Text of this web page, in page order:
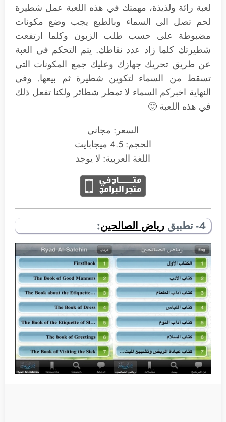
لعبة رائة ولذيذة، مهمتك في هذه اللعبة عمل شطيرة
لحم تصل الى السماء وبالطبع يجب وضع مكونات
مضبوطة على حسب طلب الزبون وكلما ارتفعت
شطيرتك كلما زاد عدد نقاطك. يتم التحكم في العبة
عن طريق تحريك جهازك وعليك جمع المكونات التي
تسقط من السماء لتكوين شطيرة ثم بيعها. وفي
النهاية اخبركم السماء لا تمطر شطائر ولكنا تفعل ذلك
في هذه اللعبة 🙂
السعر: مجاني
الحجم: 4.5 ميجابايت
اللغة العربية: لا يوجد
4- تطبيق رياض الصالحين: